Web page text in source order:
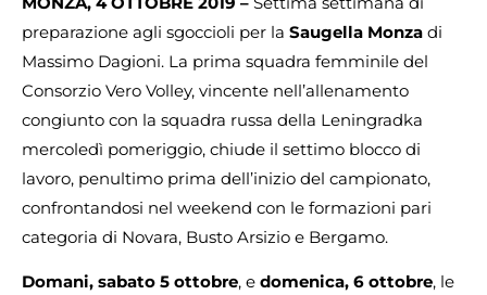
preparazione agli sgoccioli per la Saugella Monza di
Massimo Dagioni. La prima squadra femminile del
Consorzio Vero Volley, vincente nell’allenamento
congiunto con la squadra russa della Leningradka
mercoledì pomeriggio, chiude il settimo blocco di
lavoro, penultimo prima dell’inizio del campionato,
confrontandosi nel weekend con le formazioni pari
categoria di Novara, Busto Arsizio e Bergamo.
Domani, sabato 5 ottobre, e domenica, 6 ottobre, le